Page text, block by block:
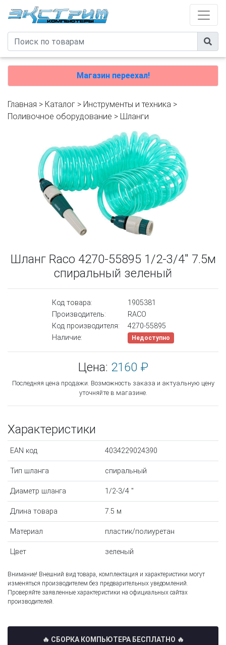
Магазин переехал!
Главная > Каталог > Инструменты и техника >
Поливочное оборудование > Шланги
Шланг Raco 4270-55895 1/2-3/4" 7.5м
спиральный зеленый
Код товара:
1905381
Производитель:
RACO
Код производителя:
4270-55895
Наличие:
Недоступно
Цена: 2160 ₽
Последняя цена продажи. Возможность заказа и актуальную цену
уточняйте в магазине.
Характеристики
EAN код 4034229024390
Тип шланга спиральный
Диаметр шланга 1/2-3/4 "
Длина товара 7.5 м
Материал пластик/полиуретан
Цвет зеленый
Внимание! Внешний вид товара, комплектация и характеристики могут
изменяться производителем без предварительных уведомлений.
Проверяйте заявленные характеристики на официальных сайтах
производителей.
🔥 СБОРКА КОМПЬЮТЕРА БЕСПЛАТНО 🔥